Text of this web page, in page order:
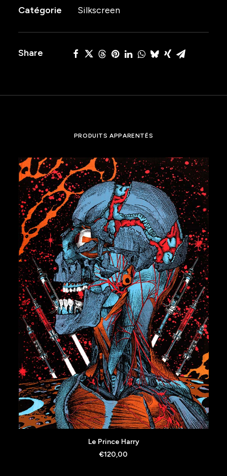
Catégorie Silkscreen
Share
PRODUITS APPARENTÉS
AJOUTER AU PANIER
Le Prince Harry
€120,00